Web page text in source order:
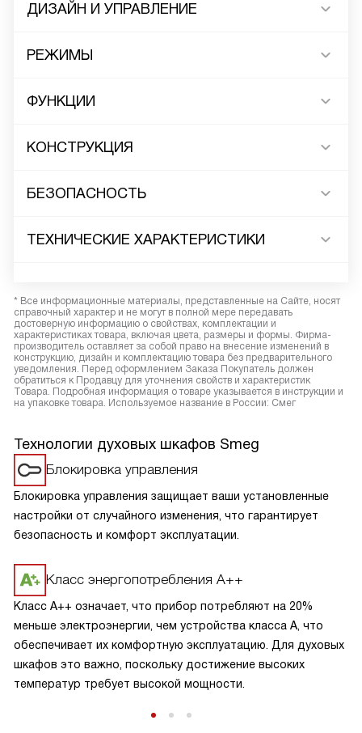
ДИЗАЙН И УПРАВЛЕНИЕ
РЕЖИМЫ
ФУНКЦИИ
КОНСТРУКЦИЯ
БЕЗОПАСНОСТЬ
ТЕХНИЧЕСКИЕ ХАРАКТЕРИСТИКИ
* Все информационные материалы, представленные на Сайте, носят
справочный характер и не могут в полной мере передавать
достоверную информацию о свойствах, комплектации и
характеристиках товара, включая цвета, размеры и формы. Фирма-
производитель оставляет за собой право на внесение изменений в
конструкцию, дизайн и комплектацию товара без предварительного
уведомления. Перед оформлением Заказа Покупатель должен
обратиться к Продавцу для уточнения свойств и характеристик
Товара. Подробная информация о товаре указывается в инструкции и
на упаковке товара. Используемое название в России: Смег
Технологии духовых шкафов Smeg
Блокировка управления
Блокировка управления защищает ваши установленные
настройки от случайного изменения, что гарантирует
безопасность и комфорт эксплуатации.
Класс энергопотребления А++
Класс A++ означает, что прибор потребляют на 20%
меньше электроэнергии, чем устройства класса A, что
обеспечивает их комфортную эксплуатацию. Для духовых
шкафов это важно, поскольку достижение высоких
температур требует высокой мощности.